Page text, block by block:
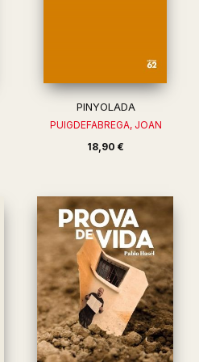
PINYOLADA
PUIGDEFABREGA, JOAN
18,90 €